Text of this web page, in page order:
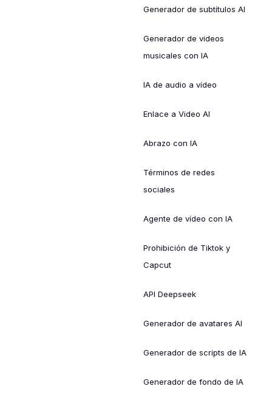
Generador de subtítulos AI
Generador de videos
musicales con IA
IA de audio a vídeo
Enlace a Video AI
Abrazo con IA
Términos de redes
sociales
Agente de vídeo con IA
Prohibición de Tiktok y
Capcut
API Deepseek
Generador de avatares AI
Generador de scripts de IA
Generador de fondo de IA